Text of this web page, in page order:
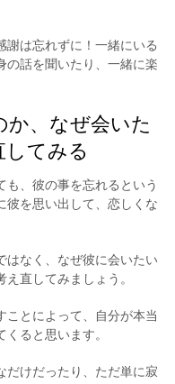
謝は忘れずに！一緒にいる
の話を聞いたり、一緒に楽
か、なぜ会いた
てみる
も、彼の事を忘れるという
彼を思い出して、恋しくな
はなく、なぜ彼に会いたい
直してみましょう。
ことによって、自分が本当
ると思います。
だけだったり、ただ単に寂